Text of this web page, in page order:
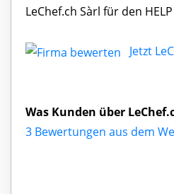
LeChef.ch Sàrl für den
Jetzt
Was Kunden über
3 Bewertungen aus dem